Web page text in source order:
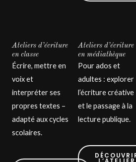
Ateliers d’écriture
en classe
Écrire, mettre en
voix et
interpréter ses
propres textes –
adapté aux cycles
scolaires.
Ateliers d’écriture
en médiathèque
Pour ados et
adultes : explorer
l’écriture créative
et le passage à la
lecture publique.